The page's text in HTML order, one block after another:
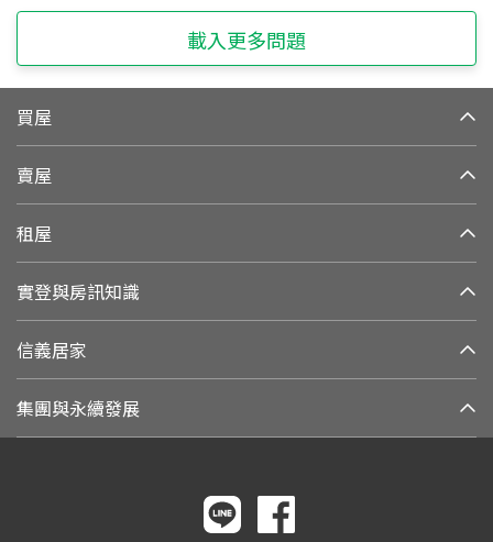
載入更多問題
買屋
賣屋
租屋
實登與房訊知識
信義居家
集團與永續發展